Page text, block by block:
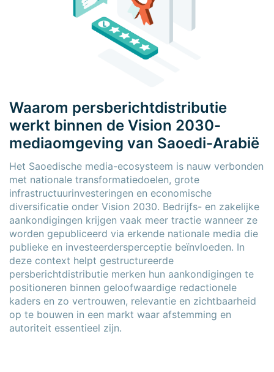
Waarom persberichtdistributie
werkt binnen de Vision 2030-
mediaomgeving van Saoedi-Arabië
Het Saoedische media-ecosysteem is nauw verbonden
met nationale transformatiedoelen, grote
infrastructuurinvesteringen en economische
diversificatie onder Vision 2030. Bedrijfs- en zakelijke
aankondigingen krijgen vaak meer tractie wanneer ze
worden gepubliceerd via erkende nationale media die
publieke en investeerdersperceptie beïnvloeden. In
deze context helpt gestructureerde
persberichtdistributie merken hun aankondigingen te
positioneren binnen geloofwaardige redactionele
kaders en zo vertrouwen, relevantie en zichtbaarheid
op te bouwen in een markt waar afstemming en
autoriteit essentieel zijn.